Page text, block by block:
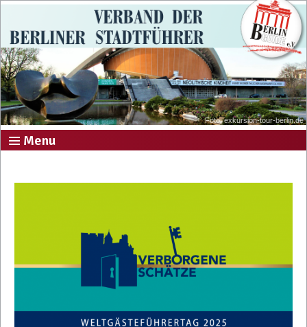
Foto: exkursion-tour-berlin.de
Menu